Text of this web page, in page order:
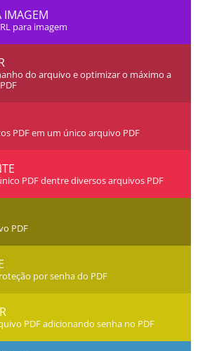
IMAGEM
para imagem
do arquivo e optimizar o máximo a
PDF em um único arquivo PDF
PDF dentre diversos arquivos PDF
PDF
por senha do PDF
PDF adicionando senha no PDF